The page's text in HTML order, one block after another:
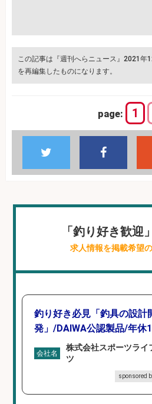
この記事は『週刊へらニュース』2021年
を再編集したものになります。
page: 1
「釣り好き歓迎
求人情報を掲載希望
釣り好き必見「釣具の設計
発」/DAIWA公認製品/年休
会社名
株式会社スポーツライ
ツ
sponsored